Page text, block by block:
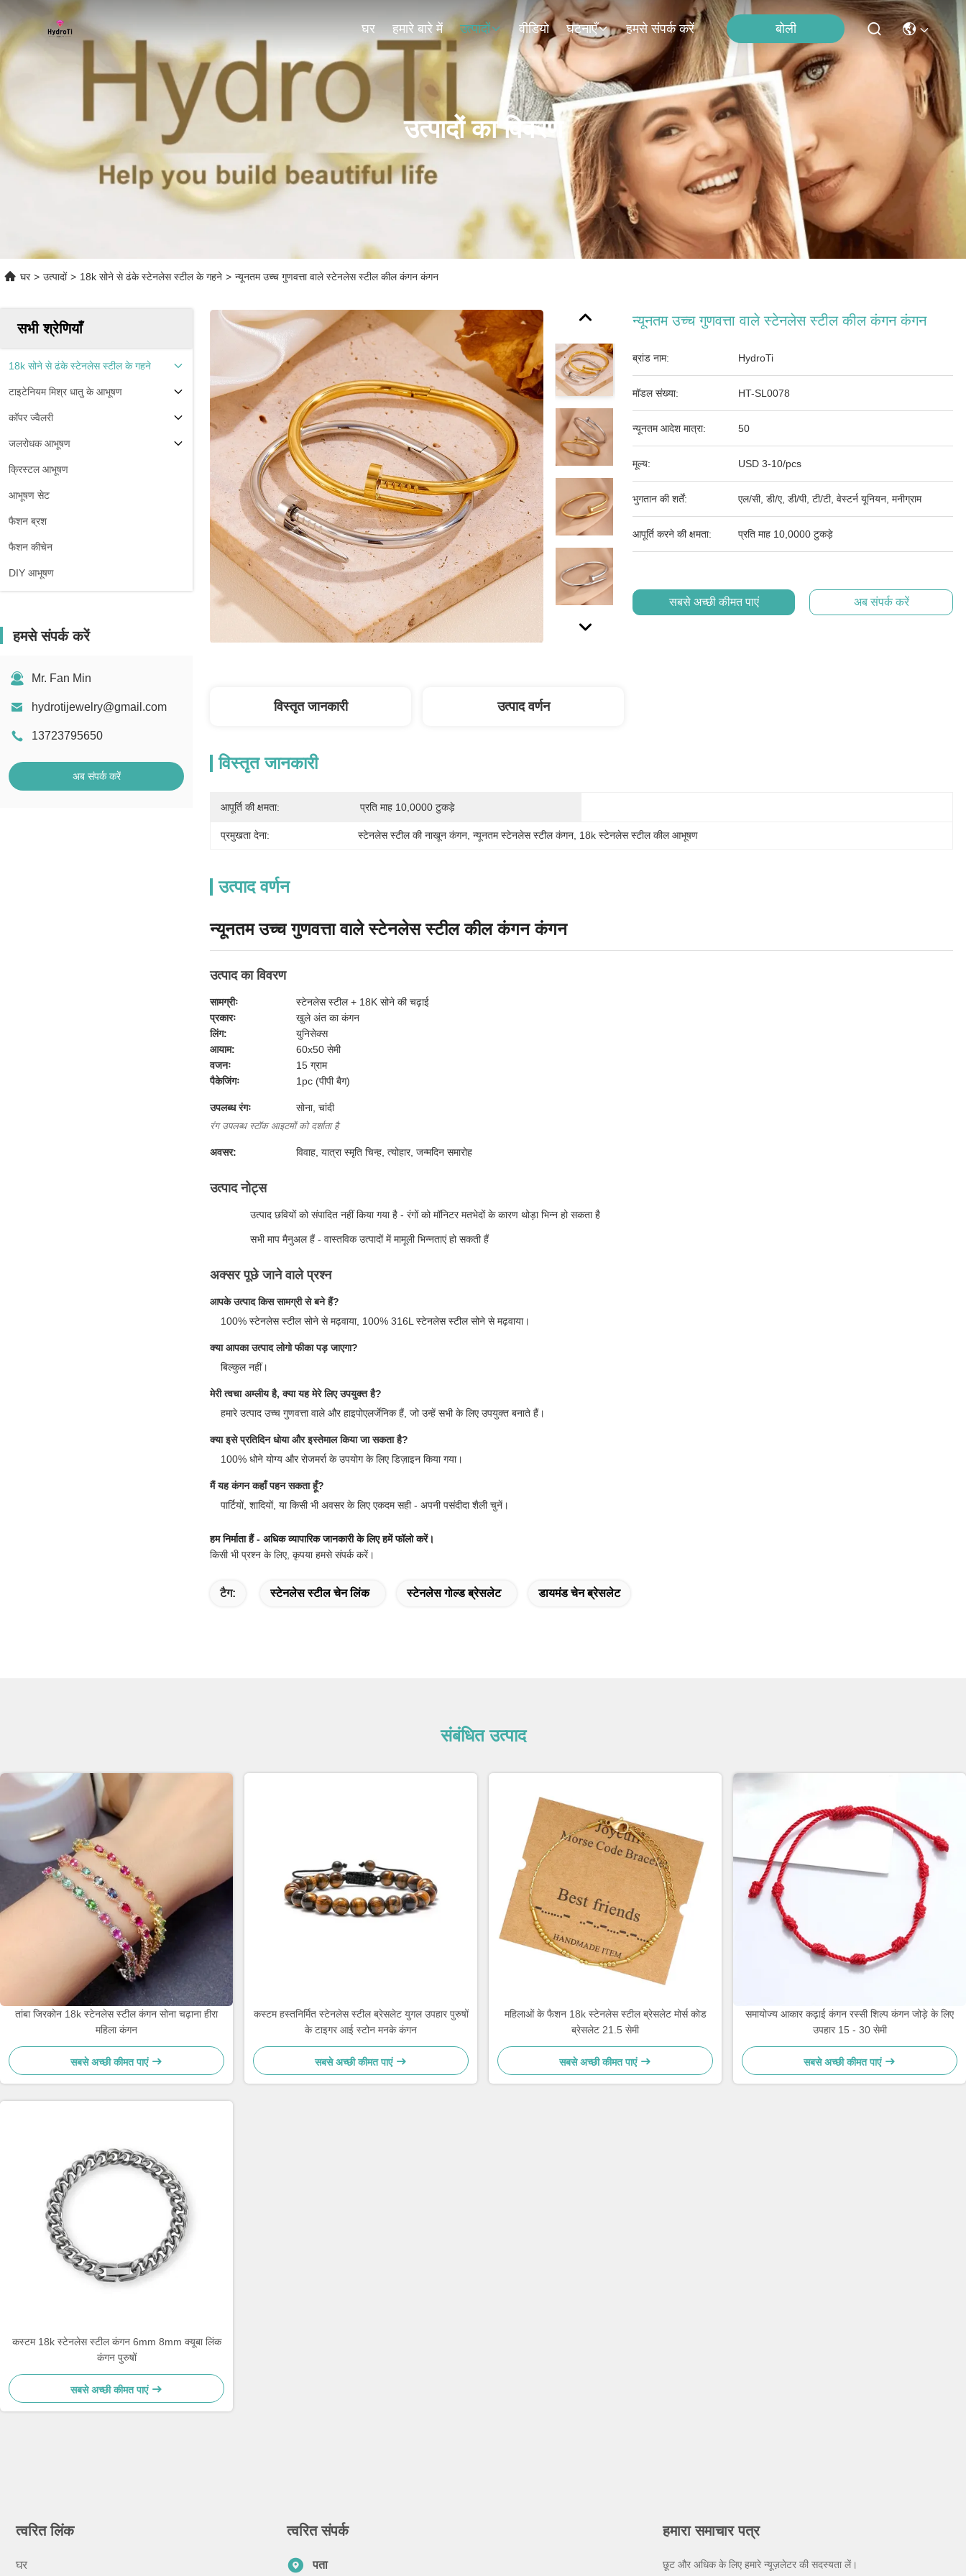
घर हमारे बारे में उत्पादों वीडियो घटनाएँ हमसे संपर्क करें बोली
उत्पादों का विवरण
घर > उत्पादों > 18k सोने से ढंके स्टेनलेस स्टील के गहने > न्यूनतम उच्च गुणवत्ता वाले स्टेनलेस स्टील कील कंगन कंगन
सभी श्रेणियाँ
18k सोने से ढंके स्टेनलेस स्टील के गहने
टाइटेनियम मिश्र धातु के आभूषण
कॉपर ज्वैलरी
जलरोधक आभूषण
क्रिस्टल आभूषण
आभूषण सेट
फैशन ब्रश
फैशन कीचेन
DIY आभूषण
हमसे संपर्क करें
Mr. Fan Min
hydrotijewelry@gmail.com
13723795650
अब संपर्क करें
न्यूनतम उच्च गुणवत्ता वाले स्टेनलेस स्टील कील कंगन कंगन
ब्रांड नाम: HydroTi
मॉडल संख्या: HT-SL0078
न्यूनतम आदेश मात्रा: 50
मूल्य: USD 3-10/pcs
भुगतान की शर्तें: एल/सी, डी/ए, डी/पी, टी/टी, वेस्टर्न यूनियन, मनीग्राम
आपूर्ति करने की क्षमता: प्रति माह 10,0000 टुकड़े
सबसे अच्छी कीमत पाएं अब संपर्क करें
विस्तृत जानकारी उत्पाद वर्णन
विस्तृत जानकारी
आपूर्ति की क्षमता: प्रति माह 10,0000 टुकड़े
प्रमुखता देना: स्टेनलेस स्टील की नाखून कंगन , न्यूनतम स्टेनलेस स्टील कंगन 18k स्टेनलेस स्टील कील आभूषण
उत्पाद वर्णन
न्यूनतम उच्च गुणवत्ता वाले स्टेनलेस स्टील कील कंगन कंगन
उत्पाद का विवरण
सामग्रीः
स्टेनलेस स्टील + 18K सोने की चढ़ाई
प्रकारः
खुले अंत का कंगन
लिंग:
युनिसेक्स
आयाम:
60x50 सेमी
वजनः
15 ग्राम
पैकेजिंगः
1pc (पीपी बैग)
उपलब्ध रंगः सोना, चांदी
रंग उपलब्ध स्टॉक आइटमों को दर्शाता है
अवसर: विवाह, यात्रा स्मृति चिन्ह, त्योहार, जन्मदिन समारोह
उत्पाद नोट्स
उत्पाद छवियों को संपादित नहीं किया गया है - रंगों को मॉनिटर मतभेदों के कारण थोड़ा भिन्न हो सकता है
सभी माप मैनुअल हैं - वास्तविक उत्पादों में मामूली भिन्नताएं हो सकती हैं
अक्सर पूछे जाने वाले प्रश्न
आपके उत्पाद किस सामग्री से बने हैं?
100% स्टेनलेस स्टील सोने से मढ़वाया, 100% 316L स्टेनलेस स्टील सोने से मढ़वाया।
क्या आपका उत्पाद लोगो फीका पड़ जाएगा?
बिल्कुल नहीं।
मेरी त्वचा अम्लीय है, क्या यह मेरे लिए उपयुक्त है?
हमारे उत्पाद उच्च गुणवत्ता वाले और हाइपोएलर्जेनिक हैं, जो उन्हें सभी के लिए उपयुक्त बनाते हैं।
क्या इसे प्रतिदिन धोया और इस्तेमाल किया जा सकता है?
100% धोने योग्य और रोजमर्रा के उपयोग के लिए डिज़ाइन किया गया।
मैं यह कंगन कहाँ पहन सकता हूँ?
पार्टियों, शादियों, या किसी भी अवसर के लिए एकदम सही - अपनी पसंदीदा शैली चुनें।
हम निर्माता हैं - अधिक व्यापारिक जानकारी के लिए हमें फॉलो करें।
किसी भी प्रश्न के लिए, कृपया हमसे संपर्क करें।
टैग: स्टेनलेस स्टील चेन लिंक स्टेनलेस गोल्ड ब्रेसलेट डायमंड चेन ब्रेसलेट
संबंधित उत्पाद
तांबा जिरकोन 18k स्टेनलेस स्टील कंगन सोना चढ़ाना हीरा
महिला कंगन
सबसे अच्छी कीमत पाएं
कस्टम हस्तनिर्मित स्टेनलेस स्टील ब्रेसलेट युगल उपहार पुरुषों
के टाइगर आई स्टोन मनके कंगन
सबसे अच्छी कीमत पाएं
महिलाओं के फैशन 18k स्टेनलेस स्टील ब्रेसलेट मोर्स कोड
ब्रेसलेट 21.5 सेमी
सबसे अच्छी कीमत पाएं
समायोज्य आकार कढ़ाई कंगन रस्सी शिल्प कंगन जोड़े के लिए
उपहार 15 - 30 सेमी
सबसे अच्छी कीमत पाएं
कस्टम 18k स्टेनलेस स्टील कंगन 6mm 8mm क्यूबा लिंक
कंगन पुरुषों
सबसे अच्छी कीमत पाएं
त्वरित लिंक
घर
त्वरित संपर्क
पता
हमारा समाचार पत्र
छूट और अधिक के लिए हमारे न्यूज़लेटर की सदस्यता लें।